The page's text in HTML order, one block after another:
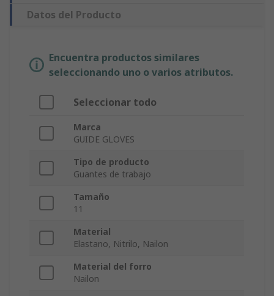
Datos del Producto
Encuentra productos similares
seleccionando uno o varios atributos.
Seleccionar todo
Marca
GUIDE GLOVES
Tipo de producto
Guantes de trabajo
Tamaño
11
Material
Elastano, Nitrilo, Nailon
Material del forro
Nailon